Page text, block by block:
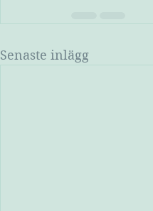
Senaste inlägg